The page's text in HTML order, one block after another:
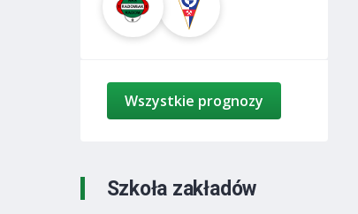
Wszystkie prognozy
Szkoła zakładów